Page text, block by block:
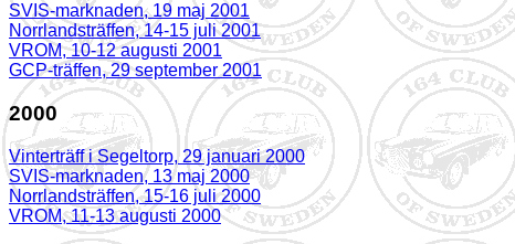
SVIS-marknaden, 19 maj 2001
Norrlandsträffen, 14-15 juli 2001
VROM, 10-12 augusti 2001
GCP-träffen, 29 september 2001
2000
Vinterträff i Segeltorp, 29 januari 2000
SVIS-marknaden, 13 maj 2000
Norrlandsträffen, 15-16 juli 2000
VROM, 11-13 augusti 2000